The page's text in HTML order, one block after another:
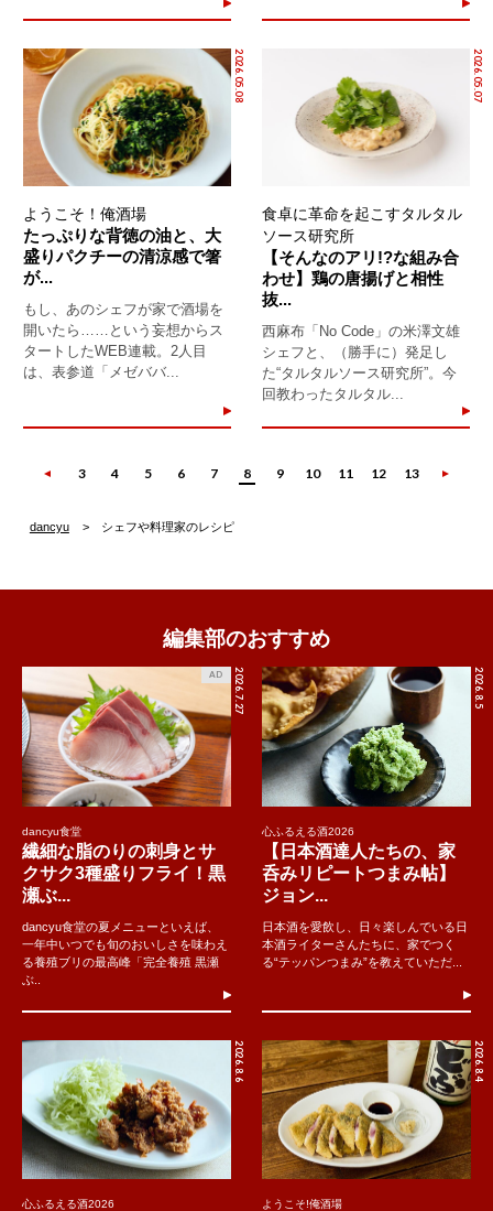
2026.05.08
ようこそ！俺酒場
たっぷりな背徳の油と、大
盛りパクチーの清涼感で箸
が...
もし、あのシェフが家で酒場を
開いたら……という妄想からス
タートしたWEB連載。2人目
は、表参道「メゼババ...
2026.05.07
食卓に革命を起こすタルタル
ソース研究所
【そんなのアリ!?な組み合
わせ】鶏の唐揚げと相性
抜...
西麻布「No Code」の米澤文雄
シェフと、（勝手に）発足し
た“タルタルソース研究所”。今
回教わったタルタル...
3 4 5 6 7 8 9 10 11 12 13
dancyu シェフや料理家のレシピ
編集部のおすすめ
2026.7.27
AD
dancyu食堂
繊細な脂のりの刺身とサ
クサク3種盛りフライ！黒
瀬ぶ...
dancyu食堂の夏メニューといえば、
一年中いつでも旬のおいしさを味わえ
る養殖ブリの最高峰「完全養殖 黒瀬
ぶ..
2026.8.5
心ふるえる酒2026
【日本酒達人たちの、家
呑みリピートつまみ帖】
ジョン...
日本酒を愛飲し、日々楽しんでいる日
本酒ライターさんたちに、家でつく
る“テッパンつまみ”を教えていただ...
2026.8.6
心ふるえる酒2026
2026.8.4
ようこそ!俺酒場